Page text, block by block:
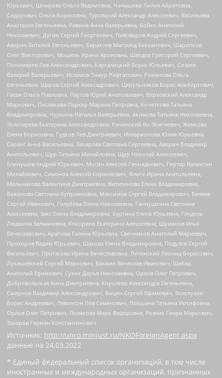
Юрьевич, Шнырова Ольга Вадимовна, Чанышева Лилия Айратовна,
Сидорович Ольга Борисовна, Туровский Александр Алексеевич, Васильева
Анастасия Евгеньевна, Ривина Анна Валерьевна, Бойко Анатолий
Николаевич, Дугин Сергей Георгиевич, Пивоваров Андрей Сергеевич,
Аверин Виталий Евгеньевич, Барахоев Магомед Бекханович, Шарипков
Олег Викторович, Мошель Ирина Ароновна, Шведов Григорий Сергеевич,
Пономарев Лев Александрович, Каргалицкий Борис Юльевич, Созаев
Валерий Валерьевич, Исламов Тимур Рифгатович, Романова Ольга
Евгеньевна, Щаров Сергей Алексадрович, Цирульников Борис Альбертович,
Гасан Ольга Павловна, Паутов Юрий Анатольевич, Верховский Александр
Маркович, Пислакова-Паркер Марина Петровна, Кочеткова Татьяна
Владимировна, Чуркина Наталья Валерьевна, Акимова Татьяна Николаевна,
Золотарева Екатерина Александровна, Рачинский Ян Збигневич, Жемкова
Елена Борисовна, Гудков Лев Дмитриевич, Илларионова Юлия Юрьевна,
Саранг Анна Васильевна, Захарова Светлана Сергеевна, Аверин Владимир
Анатольевич, Щур Татьяна Михайловна, Щур Николай Алексеевич,
Блинушов Андрей Юрьевич, Мосин Алексей Геннадьевич, Гефтер Валентин
Михайлович, Симонов Алексей Кириллович, Флиге Ирина Анатольевна,
Мельникова Валентина Дмитриевна, Вититинова Елена Владимировна,
Баженова Светлана Куприяновна, Максимов Сергей Владимирович, Беляев
Сергей Иванович, Голубева Елена Николаевна, Ганнушкина Светлана
Алексеевна, Закс Елена Владимировна, Буртина Елена Юрьевна, Гендель
Людмила Залмановна, Кокорина Екатерина Алексеевна, Шуманов Илья
Вячеславович, Арапова Галина Юрьевна, Свечников Анатолий Мариевич,
Прохоров Вадим Юрьевич, Шахова Елена Владимировна, Подузов Сергей
Васильевич, Протасова Ирина Вячеславовна, Литинский Леонид Борисович,
Лукашевский Сергей Маркович, Бахмин Вячеслав Иванович, Шабад
Анатолий Ефимович, Сухих Дарья Николаевна, Орлов Олег Петрович,
Добровольская Анна Дмитриевна, Королева Александра Евгеньевна,
Смирнов Владимир Александрович, Вицин Сергей Ефимович, Золотухин
Борис Андреевич, Левинсон Лев Семенович, Локшина Татьяна Иосифовна,
Орлов Олег Петрович, Полякова Мара Федоровна, Резник Генри Маркович,
Захаров Герман Константинович
Источник: http://unro.minjust.ru/NKOForeignAgent.aspx
данные на 24.03.2022
* Единый федеральный список организаций, в том числе
иностранных и международных организаций, признанных